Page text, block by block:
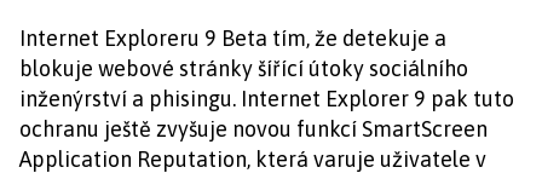
Internet Exploreru 9 Beta tím, že detekuje a
blokuje webové stránky šířící útoky sociálního
inženýrství a phisingu. Internet Explorer 9 pak tuto
ochranu ještě zvyšuje novou funkcí SmartScreen
Application Reputation, která varuje uživatele v